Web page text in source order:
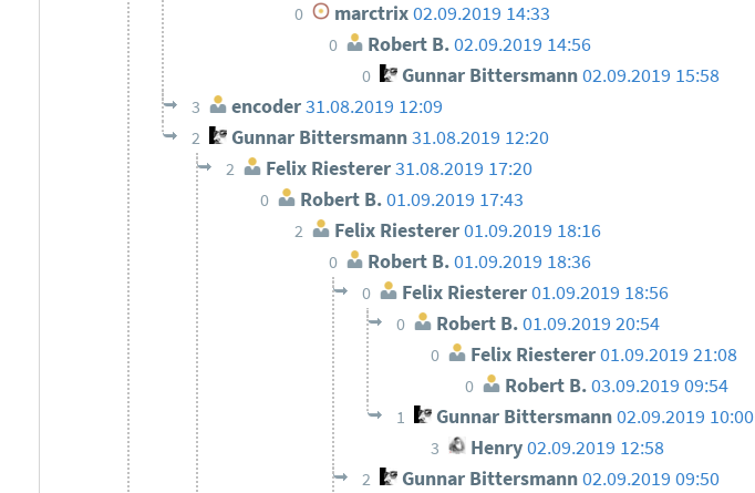
0 marctrix 02.09.2019 14:33
0 Robert B.02.09.2019 14:56
0 Gunnar Bittersmann02.09.2019 15:58
3 encoder31.08.2019 12:09
2 Gunnar Bittersmann31.08.2019 12:20
2 Felix Riesterer31.08.2019 17:20
0 Robert B.01.09.2019 17:43
2 Felix Riesterer 01.09.2019 18:16
0 Robert B.01.09.2019 18:36
0 Felix Riesterer01.09.2019 18:56
0 Robert B.01.09.2019 20:54
0 Felix Riesterer01.09.2019 21:08
0 Robert B.03.09.2019 09:54
1 Gunnar Bittersmann02.09.2019 10:00
3 Henry02.09.2019 12:58
2 Gunnar Bittersmann02.09.2019 09:50